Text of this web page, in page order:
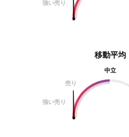
強い売り
移動平均
中立
売り
強い売り